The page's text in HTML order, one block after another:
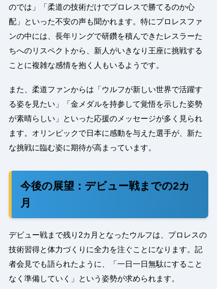
のでは」「柔道の技術だけでプロレスで勝てるのか心
配」といった不安の声も聞かれます。特にプロレスファ
ンの中には、長年リングで研鑽を積んできたレスラーた
ちへのリスペクトから、新人がいきなり王座に挑戦する
ことに複雑な感情を抱く人もいるようです。
また、柔道ファンからは「ウルフが新しい世界で活躍す
る姿を見たい」「金メダルを持参して覚悟を示した姿勢
が素晴らしい」といった応援のメッセージが多く見られ
ます。オリンピックで日本に感動を与えた選手が、新た
な挑戦に臨む姿に期待が高まっています。
今後の展望：デビュー戦までの2カ
月
デビュー戦まで残り2カ月となったウルフは、プロレスの
技術習得と体力づくりに全力を注ぐことになります。記
者会見でも語られたように、「一日一日無駄にすること
なく準備していく」という姿勢が求められます。